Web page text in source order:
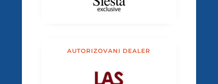
AUTORIZOVANI DEALER